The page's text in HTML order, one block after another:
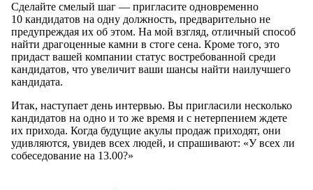
Сделайте смелый шаг — пригласите одновременно
10 кандидатов на одну должность, предварительно не
предупреждая их об этом. На мой взгляд, отличный способ
найти драгоценные камни в стоге сена. Кроме того, это
придаст вашей компании статус востребованной среди
кандидатов, что увеличит ваши шансы найти наилучшего
кандидата.
Итак, наступает день интервью. Вы пригласили несколько
кандидатов на одно и то же время и с нетерпением ждете
их прихода. Когда будущие акулы продаж приходят, они
удивляются, увидев всех людей, и спрашивают: «У всех ли
собеседование на 13.00?»